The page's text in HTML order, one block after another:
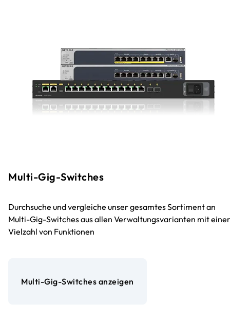
Multi-Gig-Switches
Durchsuche und vergleiche unser gesamtes Sortiment an
Multi-Gig-Switches aus allen Verwaltungsvarianten mit einer
Vielzahl von Funktionen
Multi-Gig-Switches anzeigen